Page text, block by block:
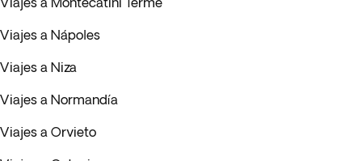
Viajes a Nápoles
Viajes a Niza
Viajes a Normandía
Viajes a Orvieto